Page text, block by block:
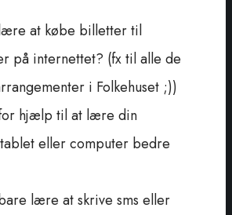
at købe billetter til
på internettet? (fx til alle de
i Folkehuset ;))
hjælp til at lære din
eller computer bedre
lære at skrive sms eller